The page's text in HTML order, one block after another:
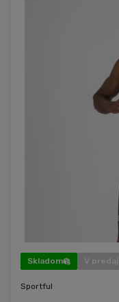
Skladom V
Sportful